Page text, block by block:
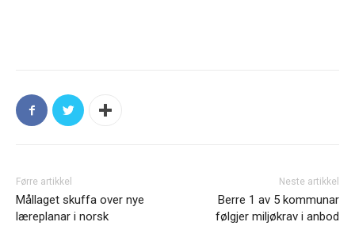
Førre artikkel
Mållaget skuffa over nye
læreplanar i norsk
Neste artikkel
Berre 1 av 5 kommunar
følgjer miljøkrav i anbod